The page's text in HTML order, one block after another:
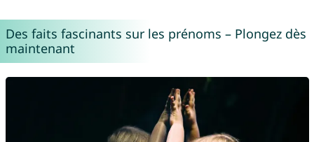
Des faits fascinants sur les prénoms – Plongez dès
maintenant